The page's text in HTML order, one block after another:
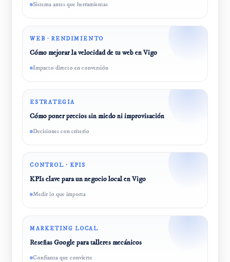
Sistema antes que herramientas
WEB · RENDIMIENTO
Cómo mejorar la velocidad de tu web en Vigo
Impacto directo en conversión
ESTRATEGIA
Cómo poner precios sin miedo ni improvisación
Decisiones con criterio
CONTROL · KPIS
KPIs clave para un negocio local en Vigo
Medir lo que importa
MARKETING LOCAL
Reseñas Google para talleres mecánicos
Confianza que convierte